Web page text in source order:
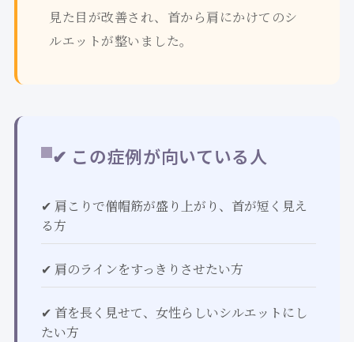
見た目が改善され、首から肩にかけてのシ
ルエットが整いました。
✔ この症例が向いている人
✔ 肩こりで僧帽筋が盛り上がり、首が短く見え
る方
✔ 肩のラインをすっきりさせたい方
✔ 首を長く見せて、女性らしいシルエットにし
たい方